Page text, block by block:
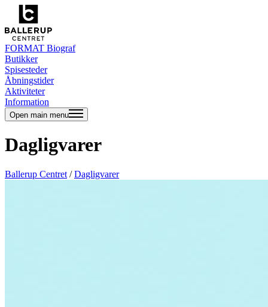
FORMAT Biograf
Butikker
Spisesteder
Åbningstider
Aktiviteter
Information
Open main menu
Dagligvarer
Ballerup Centret /Dagligvarer